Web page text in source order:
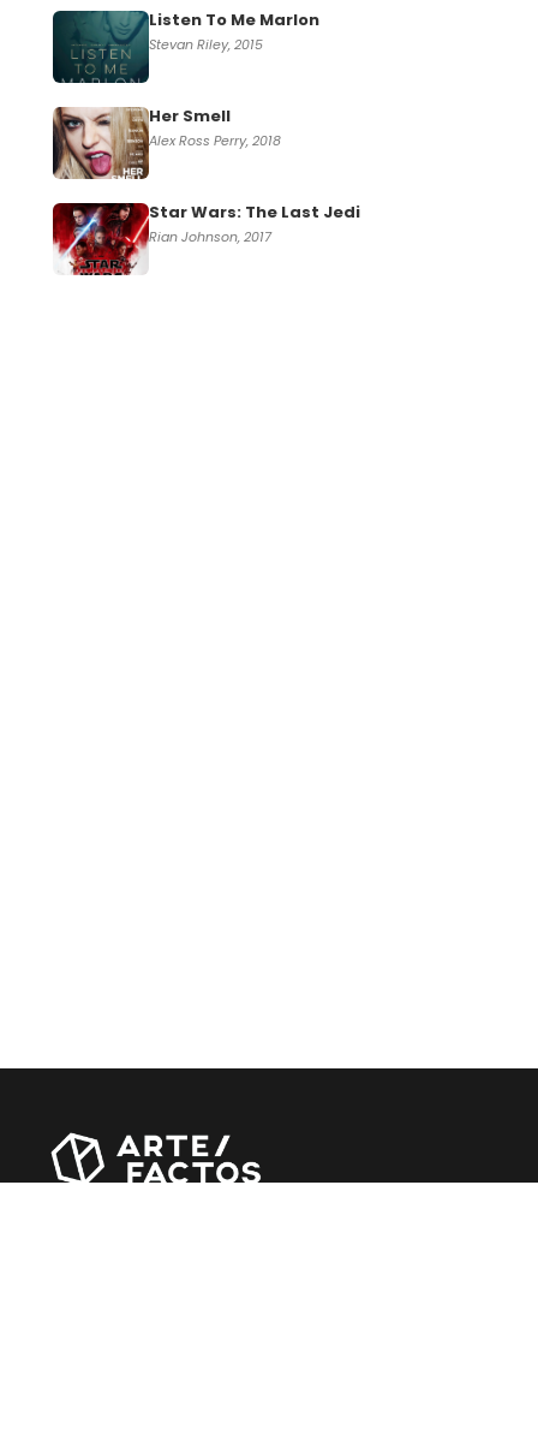
Listen To Me Marlon
Stevan Riley, 2015
Her Smell
Alex Ross Perry, 2018
Star Wars: The Last Jedi
Rian Johnson, 2017